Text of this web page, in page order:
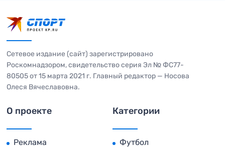
Сетевое издание (сайт) зарегистрировано
Роскомнадзором, свидетельство серия Эл № ФС77-
80505 от 15 марта 2021 г. Главный редактор — Носова
Олеся Вячеславовна.
О проекте
Реклама
Категории
Футбол